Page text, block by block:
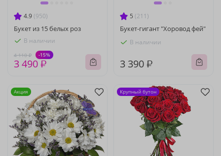
4.9 (950)
Букет из 15 белых роз
В наличии
4 110 ₽ -15%
3 490 ₽
5 (211)
Букет-гигант "Хоровод фей"
В наличии
3 390 ₽
Акция Крупный бутон